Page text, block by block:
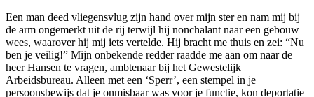
Een man deed vliegensvlug zijn hand over mijn ster en nam mij bij
de arm ongemerkt uit de rij terwijl hij nonchalant naar een gebouw
wees, waarover hij mij iets vertelde. Hij bracht me thuis en zei: “Nu
ben je veilig!” Mijn onbekende redder raadde me aan om naar de
heer Hansen te vragen, ambtenaar bij het Gewestelijk
Arbeidsbureau. Alleen met een ‘Sperr’, een stempel in je
persoonsbewijs dat je onmisbaar was voor je functie, kon deportatie